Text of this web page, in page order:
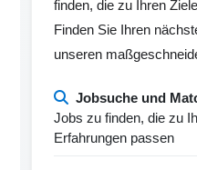
finden, die zu Ihren
Finden Sie Ihren
unseren
Jobsuche und
Jobs zu finden, die zu
Erfahrungen passen